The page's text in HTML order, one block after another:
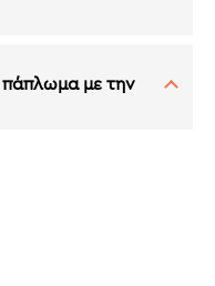
με την